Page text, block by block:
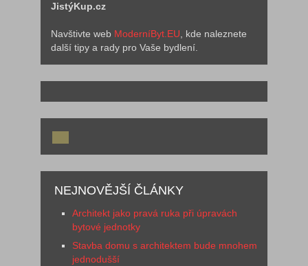
JistýKup.cz
Navštivte web ModerníByt.EU , kde naleznete
další tipy a rady pro Vaše bydlení.
NEJNOVĚJŠÍ ČLÁNKY
Architekt jako pravá ruka při úpravách
bytové jednotky
Stavba domu s architektem bude mnohem
jednodušší